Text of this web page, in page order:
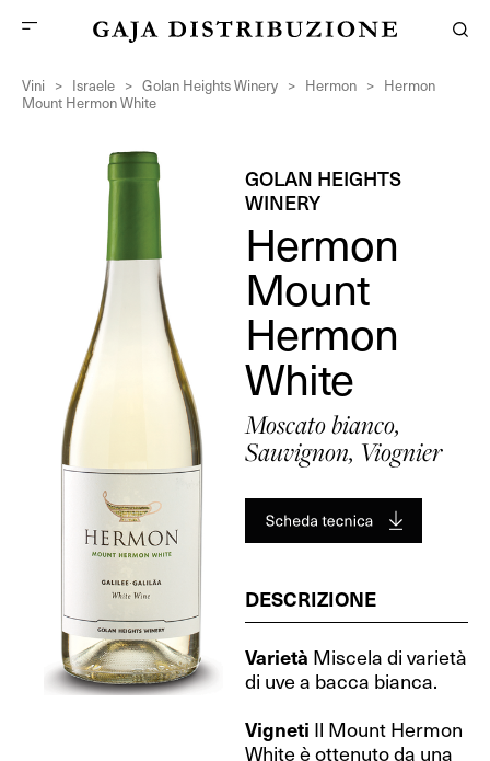
Vini > Israele > Golan Heights Winery > Hermon > Hermon
Mount Hermon White
GOLAN HEIGHTS
WINERY
Hermon
Mount
Hermon
White
Moscato bianco,
Sauvignon, Viognier
DESCRIZIONE
Varietà Miscela di varietà
di uve a bacca bianca.
Vigneti Il Mount Hermon
White è ottenuto da una